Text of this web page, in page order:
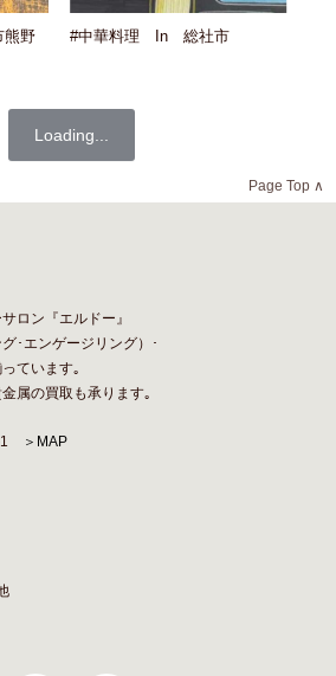
熊野
#中華料理 In 総社市
Loading...
Page Top ∧
ロン『エルドー』
グ･ エンゲージリング）･
ています｡
金属の買取も承ります｡
1 ＞MAP